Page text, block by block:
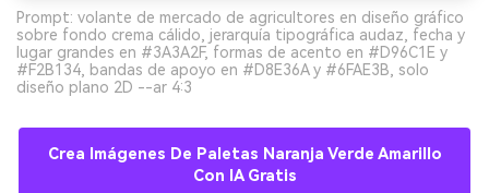
Prompt: volante de mercado de agricultores en diseño gráfico
sobre fondo crema cálido, jerarquía tipográfica audaz, fecha y
lugar grandes en #3A3A2F, formas de acento en #D96C1E y
#F2B134, bandas de apoyo en #D8E36A y #6FAE3B, solo
diseño plano 2D --ar 4:3
Crea Imágenes De Paletas Naranja Verde Amarillo
Con IA Gratis